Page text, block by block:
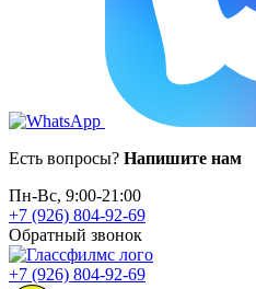
Есть вопросы? Напишите нам
Пн-Вс, 9:00-21:00
+7 (926) 804-92-69
Обратный звонок
+7 (926) 804-92-69